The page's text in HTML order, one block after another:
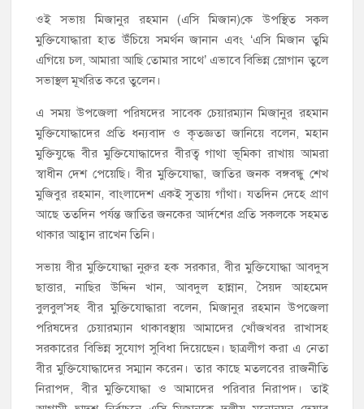
ওই সভায় মিজানুর রহমান (এসি মিজান)কে উপস্থিত সকল
মুক্তিযোদ্ধারা হাত উঁচিয়ে সমর্থন জানান এবং ‘এসি মিজান তুমি
এগিয়ে চল, আমারা আছি তোমার সাথে’ এভাবে বিভিন্ন স্লোগান তুলে
সভাস্থল মূখরিত করে তুলেন।
এ সময় উপজেলা পরিষদের সাবেক চেয়ারম্যান মিজানুর রহমান
মুক্তিযোদ্ধাদের প্রতি ধন্যবাদ ও কৃতজ্ঞতা জানিয়ে বলেন, মহান
মুক্তিযুদ্ধে বীর মুক্তিযোদ্ধাদের বীরত্ব গাথা ভূমিকা রাখায় আমরা
স্বাধীন দেশ পেয়েছি। বীর মুক্তিযোদ্ধা, জাতির জনক বঙ্গবন্ধু শেখ
মুজিবুর রহমান, বাংলাদেশ একই সুতায় গাঁথা। যতদিন দেহে প্রাণ
আছে ততদিন পর্যন্ত জাতির জনকের আর্দশের প্রতি সকলকে সহমত
থাকার আহ্বান রাখেন তিনি।
সভায় বীর মুক্তিযোদ্ধা নুরুর হক সরকার, বীর মুক্তিযোদ্ধা আবদুস
ছাত্তার, নাছির উদ্দিন খান, আবদুল হান্নান, সৈয়দ আহমেদ
বুলবুল’সহ বীর মুক্তিযোদ্ধারা বলেন, মিজানুর রহমান উপজেলা
পরিষদের চেয়ারম্যান থাকাবস্থায় আমাদের খোঁজখবর রাখাসহ
সরকারের বিভিন্ন সুযোগ সুবিধা দিয়েছেন। ছাত্রলীগ করা এ নেতা
বীর মুক্তিযোদ্ধাদের সম্মান করেন। তার কাছে মতলবের রাজনীতি
নিরাপদ, বীর মুক্তিযোদ্ধা ও আমাদের পরিবার নিরাপদ। তাই